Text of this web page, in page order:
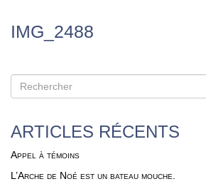
IMG_2488
ARTICLES RÉCENTS
Appel à témoins
L’Arche de Noé est un bateau mouche.